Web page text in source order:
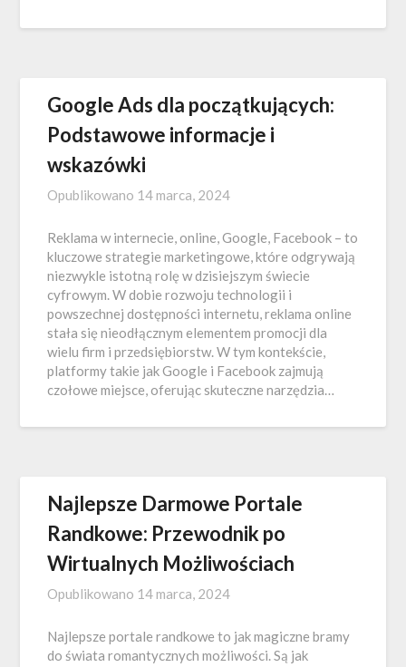
Google Ads dla początkujących:
Podstawowe informacje i
wskazówki
Opublikowano 14 marca, 2024
Reklama w internecie, online, Google, Facebook – to
kluczowe strategie marketingowe, które odgrywają
niezwykle istotną rolę w dzisiejszym świecie
cyfrowym. W dobie rozwoju technologii i
powszechnej dostępności internetu, reklama online
stała się nieodłącznym elementem promocji dla
wielu firm i przedsiębiorstw. W tym kontekście,
platformy takie jak Google i Facebook zajmują
czołowe miejsce, oferując skuteczne narzędzia…
Najlepsze Darmowe Portale
Randkowe: Przewodnik po
Wirtualnych Możliwościach
Opublikowano 14 marca, 2024
Najlepsze portale randkowe to jak magiczne bramy
do świata romantycznych możliwości. Są jak